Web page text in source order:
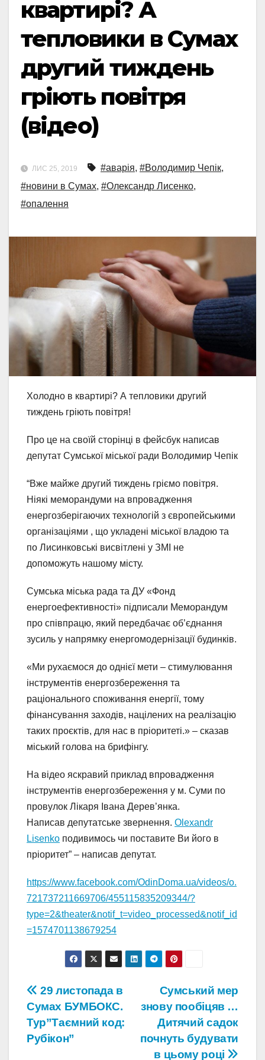
квартирі? А
тепловики в Сумах
другий тиждень
гріють повітря
(відео)
ЛИС 25, 2019 #аварія, #Володимир Чепік,
#новини в Сумах, #Олександр Лисенко,
#опалення
Холодно в квартирі? А тепловики другий
тиждень гріють повітря!
Про це на своїй сторінці в фейсбук написав
депутат Сумської міської ради Володимир Чепік
“Вже майже другий тиждень гріємо повітря.
Ніякі меморандуми на впровадження
енергозберігаючих технологій з європейськими
організаціями , що укладені міської владою та
по Лисинковські висвітлені у ЗМІ не
допоможуть нашому місту.
Сумська міська рада та ДУ «Фонд
енергоефективності» підписали Меморандум
про співпрацю, який передбачає об’єднання
зусиль у напрямку енергомодернізації будинків.
«Ми рухаємося до однієї мети – стимулювання
інструментів енергозбереження та
раціонального споживання енергії, тому
фінансування заходів, націлених на реалізацію
таких проєктів, для нас в пріоритеті.» – сказав
міський голова на брифінгу.
На відео яскравий приклад впровадження
інструментів енергозбереження у м. Суми по
провулок Лікаря Івана Дерев’янка.
Написав депутатське звернення. Olexandr
Lisenko подивимось чи поставите Ви його в
пріоритет” – написав депутат.
https://www.facebook.com/OdinDoma.ua/videos/o.
721737211669706/455115835209344/?
type=2&theater&notif_t=video_processed&notif_id
=1574701138679254
Навігація
записів
Сумський мер
знову пообіцяв …
Дитячий садок
почнуть будувати
в цьому році
29 листопада в
Сумах БУМБОКС.
Тур”Таємний код:
Рубікон”